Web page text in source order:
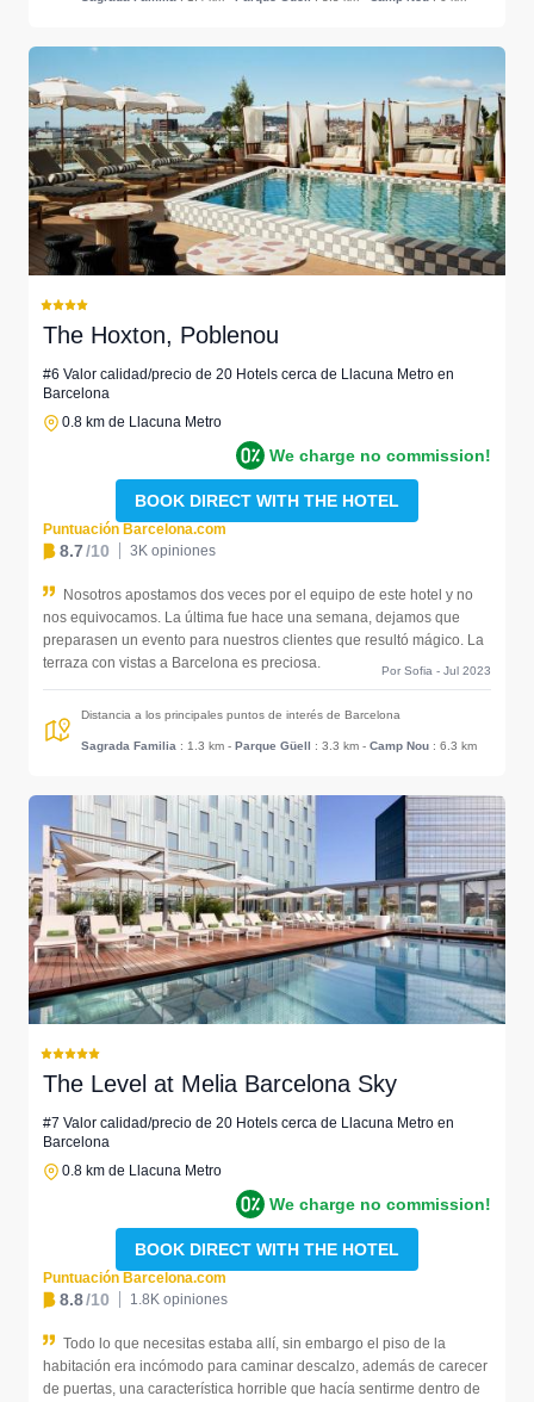
The Hoxton, Poblenou
#6 Valor calidad/precio de 20 Hotels cerca de Llacuna Metro en
Barcelona
0.8 km de Llacuna Metro
We charge no commission!
BOOK DIRECT WITH THE HOTEL
Puntuación Barcelona.com
8.7/10 3K opiniones
Nosotros apostamos dos veces por el equipo de este hotel y no
nos equivocamos. La última fue hace una semana, dejamos que
preparasen un evento para nuestros clientes que resultó mágico. La
terraza con vistas a Barcelona es preciosa.
Por Sofia - Jul 2023
Distancia a los principales puntos de interés de Barcelona
Sagrada Familia : 1.3 km - Parque Güell : 3.3 km - Camp Nou : 6.3 km
The Level at Melia Barcelona Sky
#7 Valor calidad/precio de 20 Hotels cerca de Llacuna Metro en
Barcelona
0.8 km de Llacuna Metro
We charge no commission!
BOOK DIRECT WITH THE HOTEL
Puntuación Barcelona.com
8.8/10 1.8K opiniones
Todo lo que necesitas estaba allí, sin embargo el piso de la
habitación era incómodo para caminar descalzo, además de carecer
de puertas, una característica horrible que hacía sentirme dentro de